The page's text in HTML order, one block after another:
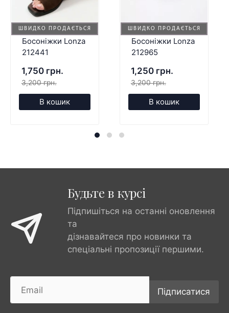
ШВИДКО ПРОДАЄТЬСЯ
Босоніжки Lonza
212441
1,750 грн.
3,200 грн.
В кошик
ШВИДКО ПРОДАЄТЬСЯ
Босоніжки Lonza
212965
1,250 грн.
3,200 грн.
В кошик
Будьте в курсі
Підпишіться на останні оновлення
та
дізнавайтеся про новинки та
спеціальні пропозиції першими.
Підписатися